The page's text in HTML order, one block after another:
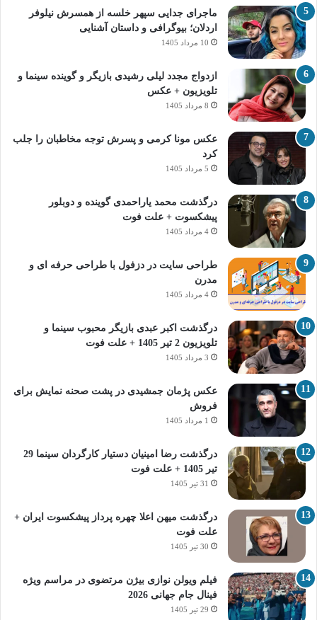
ماجرای جدایی سپهر خلسه از همسرش نیلوفر
اردلان؛ بیوگرافی و داستان آشنایی
10 مرداد 1405
ازدواج مجدد لیلی رشیدی بازیگر و گوینده سینما و
تلویزیون + عکس
8 مرداد 1405
عکس مونا کرمی و پسرش توجه مخاطبان را جلب
کرد
5 مرداد 1405
درگذشت محمد یاراحمدی گوینده و دوبلور
پیشکسوت + علت فوت
4 مرداد 1405
طراحی سایت در دزفول با طراحی حرفه‌ ای و
مدرن
4 مرداد 1405
درگذشت اکبر عبدی بازیگر محبوب سینما و
تلویزیون 2 تیر 1405 + علت فوت
3 مرداد 1405
عکس پژمان جمشیدی در پشت صحنه نمایش برای
فروش
1 مرداد 1405
درگذشت رضا امینیان دستیار کارگردان سینما 29
تیر 1405 + علت فوت
31 تیر 1405
درگذشت میهن اعلا چهره پرداز پیشکسوت ایران +
علت فوت
30 تیر 1405
فیلم ویولن نوازی بیژن مرتضوی در مراسم ویژه
فینال جام جهانی 2026
29 تیر 1405